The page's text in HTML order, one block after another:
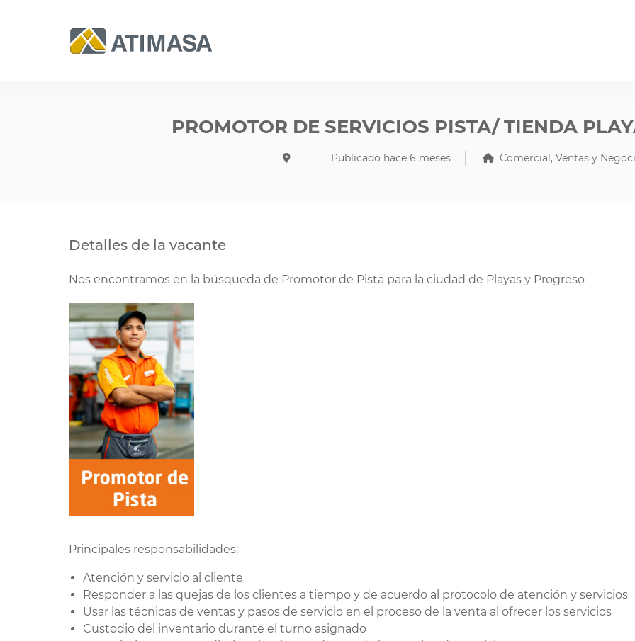
PROMOTOR DE SERVICIOS PISTA/ TIENDA
Publicado hace 6 meses Comercial, Ventas y
Detalles de la vacante
Nos encontramos en la búsqueda de Promotor de Pista para la ciudad de Playas y Progreso
Principales responsabilidades:
Atención y servicio al cliente
Responder a las quejas de los clientes a tiempo y de acuerdo al protocolo de atención y servicios
Usar las técnicas de ventas y pasos de servicio en el proceso de la venta al ofrecer los servicios
Custodio del inventario durante el turno asignado